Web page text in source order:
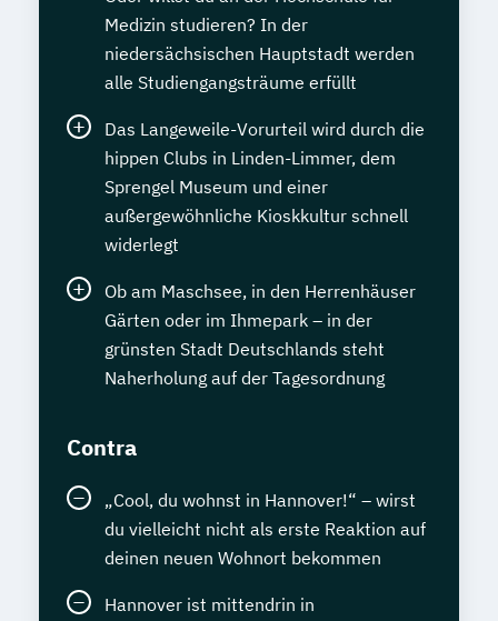
Medizin studieren? In der
niedersächsischen Hauptstadt werden
alle Studiengangsträume erfüllt
Das Langeweile-Vorurteil wird durch die
hippen Clubs in Linden-Limmer, dem
Sprengel Museum und einer
außergewöhnliche Kioskkultur schnell
widerlegt
Ob am Maschsee, in den Herrenhäuser
Gärten oder im Ihmepark – in der
grünsten Stadt Deutschlands steht
Naherholung auf der Tagesordnung
Contra
„Cool, du wohnst in Hannover!“ – wirst
du vielleicht nicht als erste Reaktion auf
deinen neuen Wohnort bekommen
Hannover ist mittendrin in